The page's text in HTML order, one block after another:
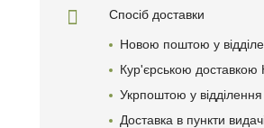
Спосіб доставки
Новою поштою у
Кур'єрською доставкою
Укрпоштою у відділення
Доставка в пункти